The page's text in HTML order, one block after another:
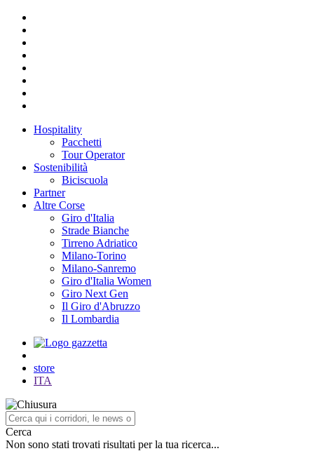
Hospitality
Pacchetti
Tour Operator
Sostenibilità
Biciscuola
Partner
Altre Corse
Giro d'Italia
Strade Bianche
Tirreno Adriatico
Milano-Torino
Milano-Sanremo
Giro d'Italia Women
Giro Next Gen
Il Giro d'Abruzzo
Il Lombardia
store
ITA
Cerca
Non sono stati trovati risultati per la tua ricerca...